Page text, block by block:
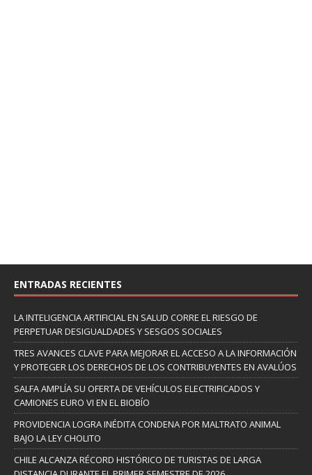
ENTRADAS RECIENTES
LA INTELIGENCIA ARTIFICIAL EN SALUD CORRE EL RIESGO DE
PERPETUAR DESIGUALDADES Y SESGOS SOCIALES
TRES AVANCES CLAVE PARA MEJORAR EL ACCESO A LA INFORMACIÓN
Y PROTEGER LOS DERECHOS DE LOS CONTRIBUYENTES EN AVALÚOS
SALFA AMPLÍA SU OFERTA DE VEHÍCULOS ELECTRIFICADOS Y
CAMIONES EURO VI EN EL BIOBÍO
PROVIDENCIA LOGRA INÉDITA CONDENA POR MALTRATO ANIMAL
BAJO LA LEY CHOLITO
CHILE ALCANZA RÉCORD HISTÓRICO DE TURISTAS DE LARGA